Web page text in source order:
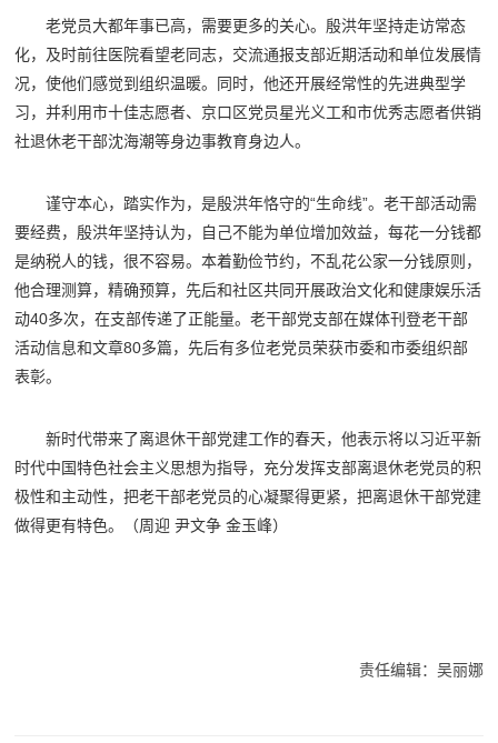
老党员大都年事已高，需要更多的关心。殷洪年坚持走访常态
化，及时前往医院看望老同志，交流通报支部近期活动和单位发展情
况，使他们感觉到组织温暖。同时，他还开展经常性的先进典型学
习，并利用市十佳志愿者、京口区党员星光义工和市优秀志愿者供销
社退休老干部沈海潮等身边事教育身边人。
谨守本心，踏实作为，是殷洪年恪守的“生命线”。老干部活动需
要经费，殷洪年坚持认为，自己不能为单位增加效益，每花一分钱都
是纳税人的钱，很不容易。本着勤俭节约，不乱花公家一分钱原则，
他合理测算，精确预算，先后和社区共同开展政治文化和健康娱乐活
动40多次，在支部传递了正能量。老干部党支部在媒体刊登老干部
活动信息和文章80多篇，先后有多位老党员荣获市委和市委组织部
表彰。
新时代带来了离退休干部党建工作的春天，他表示将以习近平新
时代中国特色社会主义思想为指导，充分发挥支部离退休老党员的积
极性和主动性，把老干部老党员的心凝聚得更紧，把离退休干部党建
做得更有特色。
（周迎 尹文争 金玉峰）
责任编辑：吴丽娜